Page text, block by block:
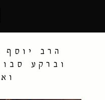
הרב יוסף
וברקע